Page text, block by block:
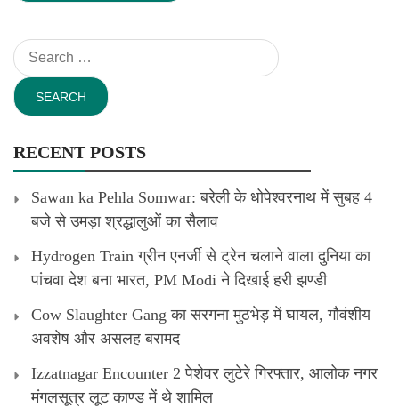
Search
for:
RECENT POSTS
Sawan ka Pehla Somwar: बरेली के धोपेश्वरनाथ में सुबह 4
बजे से उमड़ा श्रद्धालुओं का सैलाव
Hydrogen Train ग्रीन एनर्जी से ट्रेन चलाने वाला दुनिया का
पांचवा देश बना भारत, PM Modi ने दिखाई हरी झण्डी
Cow Slaughter Gang का सरगना मुठभेड़ में घायल, गौवंशीय
अवशेष और असलह बरामद
Izzatnagar Encounter 2 पेशेवर लुटेरे गिरफ्तार, आलोक नगर
मंगलसूत्र लूट काण्‍ड में थे शामिल